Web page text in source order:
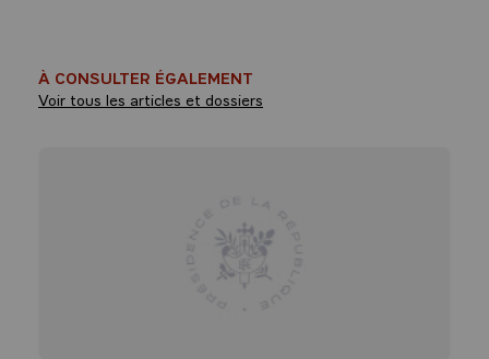
À CONSULTER ÉGALEMENT
Voir tous les articles et dossiers